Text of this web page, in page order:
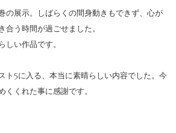
の展示。しばらくの間身動きもできず、心が
う時間が過ごせました。
い作品です。
ト5に入る、本当に素晴らしい内容でした。今
くれた事に感謝です。